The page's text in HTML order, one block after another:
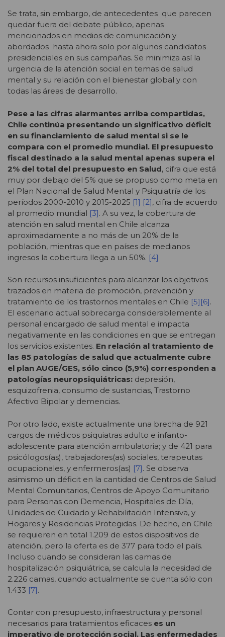
Se trata, sin embargo, de antecedentes que parecen
quedar fuera del debate público, apenas
mencionados en medios de comunicación y
abordados hasta ahora solo por algunos candidatos
presidenciales en sus campañas. Se minimiza así la
urgencia de la atención social en temas de salud
mental y su relación con el bienestar global y con
todas las áreas de desarrollo.
Pese a las cifras alarmantes arriba compartidas,
Chile continúa presentando un significativo déficit
en su financiamiento de salud mental si se le
compara con el promedio mundial. El presupuesto
fiscal destinado a la salud mental apenas supera el
2% del total del presupuesto en Salud, cifra que está
muy por debajo del 5% que se propuso como meta en
el Plan Nacional de Salud Mental y Psiquiatría de los
períodos 2000-2010 y 2015-2025 [1] [2], cifra de acuerdo
al promedio mundial [3]. A su vez, la cobertura de
atención en salud mental en Chile alcanza
aproximadamente a no más de un 20% de la
población, mientras que en países de medianos
ingresos la cobertura llega a un 50%. [4]
Son recursos insuficientes para alcanzar los objetivos
trazados en materia de promoción, prevención y
tratamiento de los trastornos mentales en Chile [5] [6].
El escenario actual sobrecarga considerablemente al
personal encargado de salud mental e impacta
negativamente en las condiciones en que se entregan
los servicios existentes. En relación al tratamiento de
las 85 patologías de salud que actualmente cubre
el plan AUGE/GES, sólo cinco (5,9%) corresponden a
patologías neuropsiquiátricas: depresión,
esquizofrenia, consumo de sustancias, Trastorno
Afectivo Bipolar y demencias.
Por otro lado, existe actualmente una brecha de 921
cargos de médicos psiquiatras adulto e infanto-
adolescente para atención ambulatoria; y de 421 para
psicólogos(as), trabajadores(as) sociales, terapeutas
ocupacionales, y enfermeros(as) [7]. Se observa
asimismo un déficit en la cantidad de Centros de Salud
Mental Comunitarios, Centros de Apoyo Comunitario
para Personas con Demencia, Hospitales de Día,
Unidades de Cuidado y Rehabilitación Intensiva, y
Hogares y Residencias Protegidas. De hecho, en Chile
se requieren en total 1.209 de estos dispositivos de
atención, pero la oferta es de 377 para todo el país.
Incluso cuando se consideran las camas de
hospitalización psiquiátrica, se calcula la necesidad de
2.226 camas, cuando actualmente se cuenta sólo con
1.433 [7].
Contar con presupuesto, infraestructura y personal
necesarios para tratamientos eficaces es un
imperativo de protección social. Las enfermedades